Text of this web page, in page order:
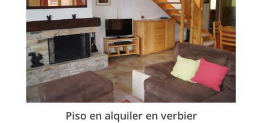
Piso en alquiler en verbier